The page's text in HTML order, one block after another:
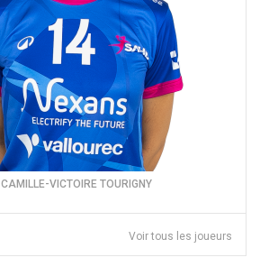
CAMILLE-VICTOIRE TOURIGNY
Voir tous les joueurs